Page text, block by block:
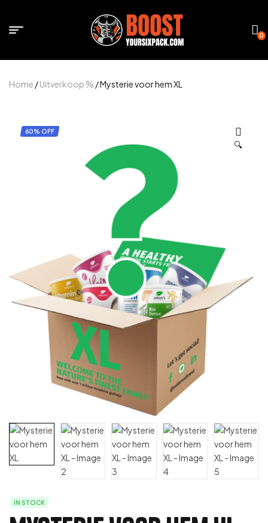
0
Home /Uitverkoop % / Mysterie voor hem XL
🔍
60% OFF
IN STOCK